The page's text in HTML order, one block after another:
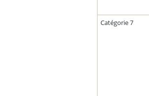
Catégorie 7